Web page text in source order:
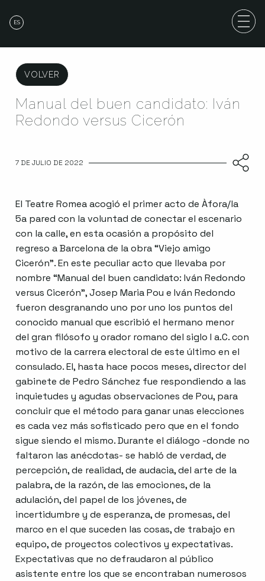
ES
VOLVER
Manual del buen candidato: Iván
Redondo versus Cicerón
7 DE JULIO DE 2022
El Teatre Romea acogió el primer acto de Àfora/la
5a pared con la voluntad de conectar el escenario
con la calle, en esta ocasión a propósito del
regreso a Barcelona de la obra “Viejo amigo
Cicerón”. En este peculiar acto que llevaba por
nombre “Manual del buen candidato: Iván Redondo
versus Cicerón”, Josep Maria Pou e Iván Redondo
fueron desgranando uno por uno los puntos del
conocido manual que escribió el hermano menor
del gran filósofo y orador romano del siglo I a.C. con
motivo de la carrera electoral de este último en el
consulado. El, hasta hace pocos meses, director del
gabinete de Pedro Sánchez fue respondiendo a las
inquietudes y agudas observaciones de Pou, para
concluir que el método para ganar unas elecciones
es cada vez más sofisticado pero que en el fondo
sigue siendo el mismo. Durante el diálogo -donde no
faltaron las anécdotas- se habló de verdad, de
percepción, de realidad, de audacia, del arte de la
palabra, de la razón, de las emociones, de la
adulación, del papel de los jóvenes, de
incertidumbre y de esperanza, de promesas, del
marco en el que suceden las cosas, de trabajo en
equipo, de proyectos colectivos y expectativas.
Expectativas que no defraudaron al público
asistente entre los que se encontraban numerosos